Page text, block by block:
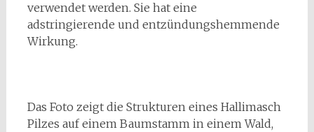
verwendet werden. Sie hat eine
adstringierende und entzündungshemmende
Wirkung.
Das Foto zeigt die Strukturen eines Hallimasch
Pilzes auf einem Baumstamm in einem Wald,